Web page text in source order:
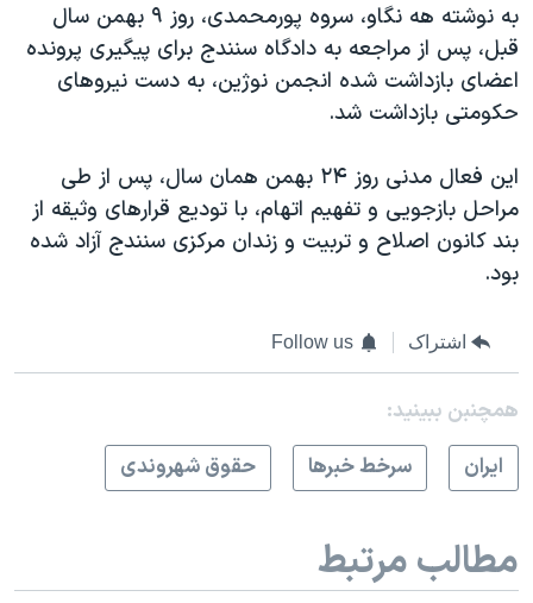
به نوشته هه نگاو، سروه پورمحمدی، روز ۹ بهمن سال
قبل، پس از مراجعه به دادگاه سنندج برای پیگیری پرونده
اعضای بازداشت شده انجمن نوژین، به دست نیروهای
حکومتی بازداشت شد.
این فعال مدنی روز ۲۴ بهمن همان سال، پس از طی
مراحل بازجویی و تفهیم اتهام، با تودیع قرارهای وثیقه از
بند کانون اصلاح و تربیت و زندان مرکزی سنندج آزاد شده
بود.
اشتراک Follow us
همچنبن ببینید:
ايران
سرخط خبرها حقوق شهروندی
مطالب مرتبط